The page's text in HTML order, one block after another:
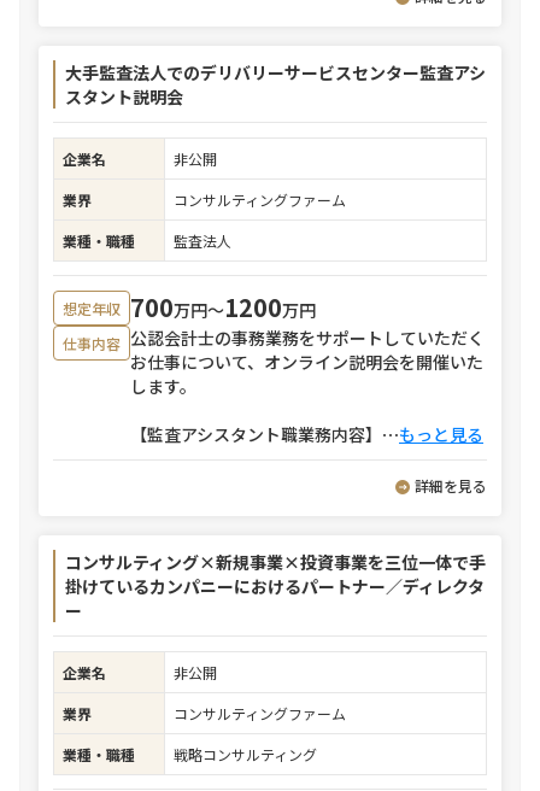
大手監査法人でのデリバリーサービスセンター監査アシ
スタント説明会
企業名
非公開
業界
コンサルティングファーム
業種・職種
監査法人
想定年収 700万円〜1200万円
仕事内容 公認会計士の事務業務をサポートしていただく
お仕事について、オンライン説明会を開催いた
します。
【監査アシスタント職業務内容】 ⋯もっと見る
詳細を見る
コンサルティング×新規事業×投資事業を三位一体で手
掛けているカンパニーにおけるパートナー／ディレクタ
ー
企業名
非公開
業界
コンサルティングファーム
業種・職種
戦略コンサルティング